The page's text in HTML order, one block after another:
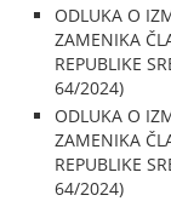
ODLUKA O
ZAMENIKA
REPUBLIKE
64/2024)
ODLUKA O
ZAMENIKA
REPUBLIKE
64/2024)